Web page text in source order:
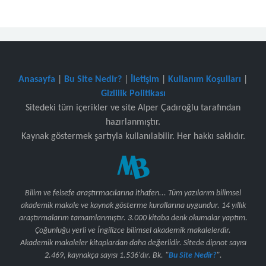
Anasayfa Bu Site Nedir? İletişim Kullanım Koşulları
Gizlilik Politikası
Sitedeki tüm içerikler ve site Alper Çadıroğlu tarafından
hazırlanmıştır.
Kaynak göstermek şartıyla kullanılabilir. Her hakkı saklıdır.
Bilim ve felsefe araştırmacılarına ithafen... Tüm yazılarım bilimsel
akademik makale ve kaynak gösterme kurallarına uygundur. 14 yıllık
araştırmalarım tamamlanmıştır. 3.000 kitaba denk okumalar yaptım.
Çoğunluğu yerli ve İngilizce bilimsel akademik makalelerdir.
Akademik makaleler kitaplardan daha değerlidir. Sitede dipnot sayısı
2.469, kaynakça sayısı 1.536'dır. Bk. "Bu Site Nedir?".